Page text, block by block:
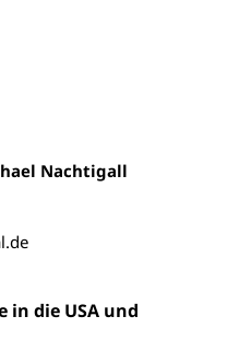
Nachtigall
in die USA und